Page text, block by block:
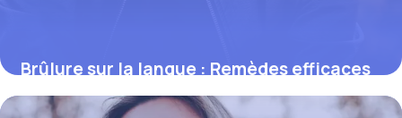
Brûlure sur la langue : Remèdes efficaces
2 juin 2026